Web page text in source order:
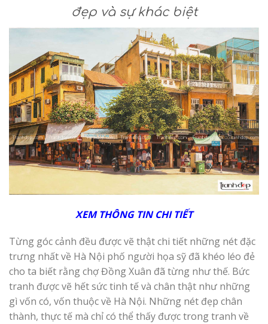
đẹp và sự khác biệt
XEM THÔNG TIN CHI TIẾT
Từng góc cảnh đều được vẽ thật chi tiết những nét đặc
trưng nhất về Hà Nội phố người họa sỹ đã khéo léo đẻ
cho ta biết rằng chợ Đồng Xuân đã từng như thế. Bức
tranh được vẽ hết sức tinh tế và chân thật như những
gì vốn có, vốn thuộc về Hà Nội. Những nét đẹp chân
thành, thực tế mà chỉ có thể thấy được trong tranh về